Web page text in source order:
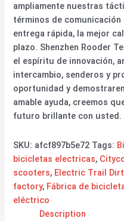
ampliamente nuestras
términos de
entrega rápida, la mejor
plazo. Shenzhen Rooder
el espíritu de innovación,
intercambio, senderos y
oportunidad y
amable ayuda, creemos
futuro brillante con usted.
SKU: afcf897b5e72 Tags:
bicicletas electricas,
scooters, Electric Trail
factory, Fábrica de
eléctrico
Description